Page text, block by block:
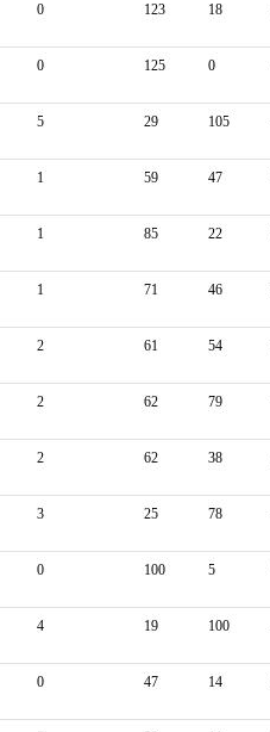
0 123 18
0 125 0
5 29 105
1 59 47
1 85 22
1 71 46
2 61 54
2 62 79
2 62 38
3 25 78
0 100 5
4 19 100
0 47 14